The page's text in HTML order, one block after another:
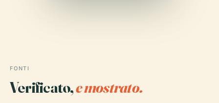
FONTI
Verificato,e mostrato.